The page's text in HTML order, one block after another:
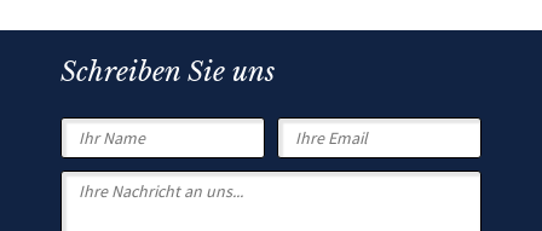
Schreiben Sie uns